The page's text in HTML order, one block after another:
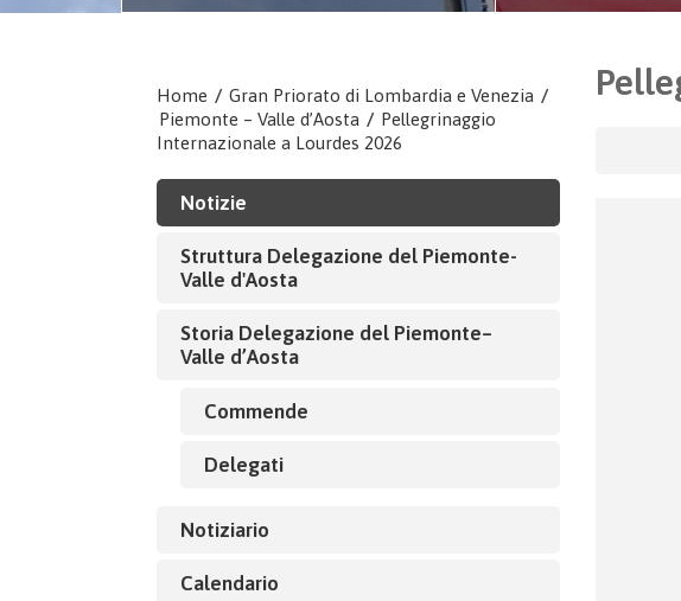
Home / Gran Priorato di Lombardia e Venezia /
Piemonte – Valle d’Aosta / Pellegrinaggio
Internazionale a Lourdes 2026
Notizie
Struttura Delegazione del Piemonte-
Valle d'Aosta
Storia Delegazione del Piemonte–
Valle d’Aosta
Commende
Delegati
Notiziario
Calendario